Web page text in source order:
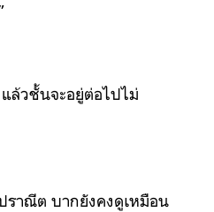
ล้วชั้นจะอยู่ต่อไปไม่
ราณีต บากยังคงดูเหมือน